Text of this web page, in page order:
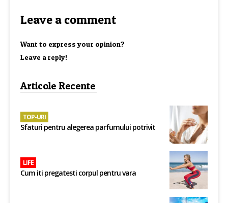
Leave a comment
Want to express your opinion?
Leave a reply!
Articole Recente
TOP-URI
Sfaturi pentru alegerea parfumului potrivit
LIFE
Cum iti pregatesti corpul pentru vara